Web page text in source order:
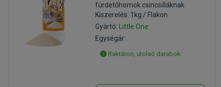
fürdetőhomok csincsilláknak
Kiszerelés: 1kg / Flakon
Gyártó:
Little One
Egységár:
Raktáron, utolsó darabok